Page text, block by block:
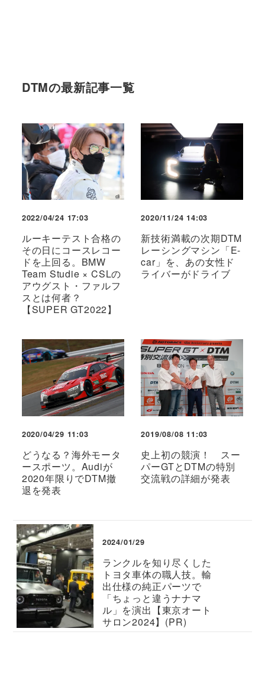
DTMの最新記事一覧
2022/04/24 17:03
ルーキーテスト合格の
その日にコースレコー
ドを上回る。BMW
Team Studie × CSLの
アウグスト・ファルフ
スとは何者？
【SUPER GT2022】
2020/11/24 14:03
新技術満載の次期DTM
レーシングマシン「E-
car」を、あの女性ド
ライバーがドライブ
2020/04/29 11:03
どうなる？海外モータ
ースポーツ。Audiが
2020年限りでDTM撤
退を発表
2019/08/08 11:03
史上初の競演！ スー
パーGTとDTMの特別
交流戦の詳細が発表
2024/01/29
ランクルを知り尽くした
トヨタ車体の職人技。輸
出仕様の純正パーツで
「ちょっと違うナナマ
ル」を演出【東京オート
サロン2024】(PR)